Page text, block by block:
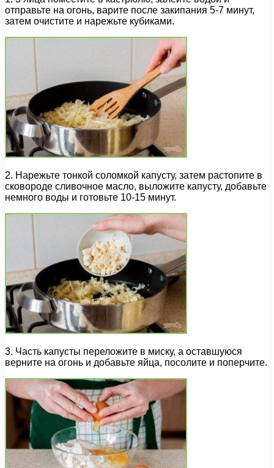
отправьте на огонь, варите после закипания 5-7 минут,
затем очистите и нарежьте кубиками.
2. Нарежьте тонкой соломкой капусту, затем растопите в
сковороде сливочное масло, выложите капусту, добавьте
немного воды и готовьте 10-15 минут.
3. Часть капусты переложите в миску, а оставшуюся
верните на огонь и добавьте яйца, посолите и поперчите.